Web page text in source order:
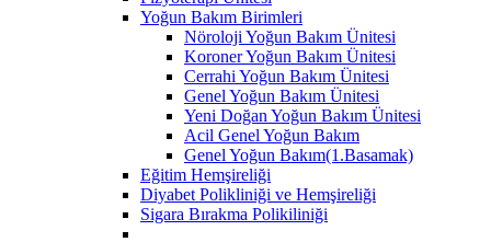
Yoğun Bakım Birimleri
Nöroloji Yoğun Bakım Ünitesi
Koroner Yoğun Bakım Ünitesi
Cerrahi Yoğun Bakım Ünitesi
Genel Yoğun Bakım Ünitesi
Yeni Doğan Yoğun Bakım Ünitesi
Acil Genel Yoğun Bakım
Genel Yoğun Bakım(1.Basamak)
Eğitim Hemşireliği
Diyabet Polikliniği ve Hemşireliği
Sigara Bırakma Polikiliniği